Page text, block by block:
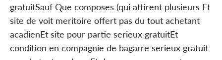
gratuitSauf Que composes (qui attirent plusieurs Et
site de voit meritoire offert pas du tout achetant
acadienEt site pour partie serieux gratuitEt
condition en compagnie de bagarre serieux gratuit